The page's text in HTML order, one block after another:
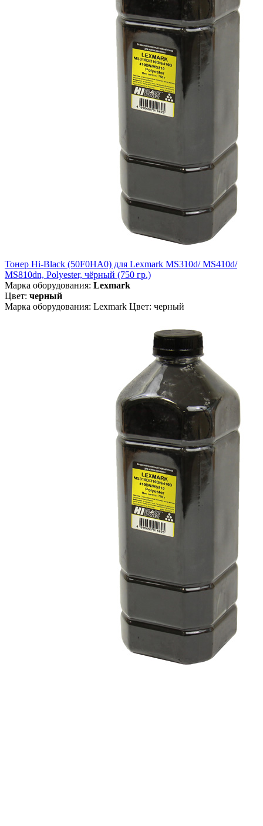
Тонер Hi-Black (50F0HA0) для Lexmark MS310d/ MS410d/
MS810dn, Polyester, чёрный (750 гр.)
Марка оборудования: Lexmark
Цвет: черный
Марка оборудования: Lexmark Цвет: черный